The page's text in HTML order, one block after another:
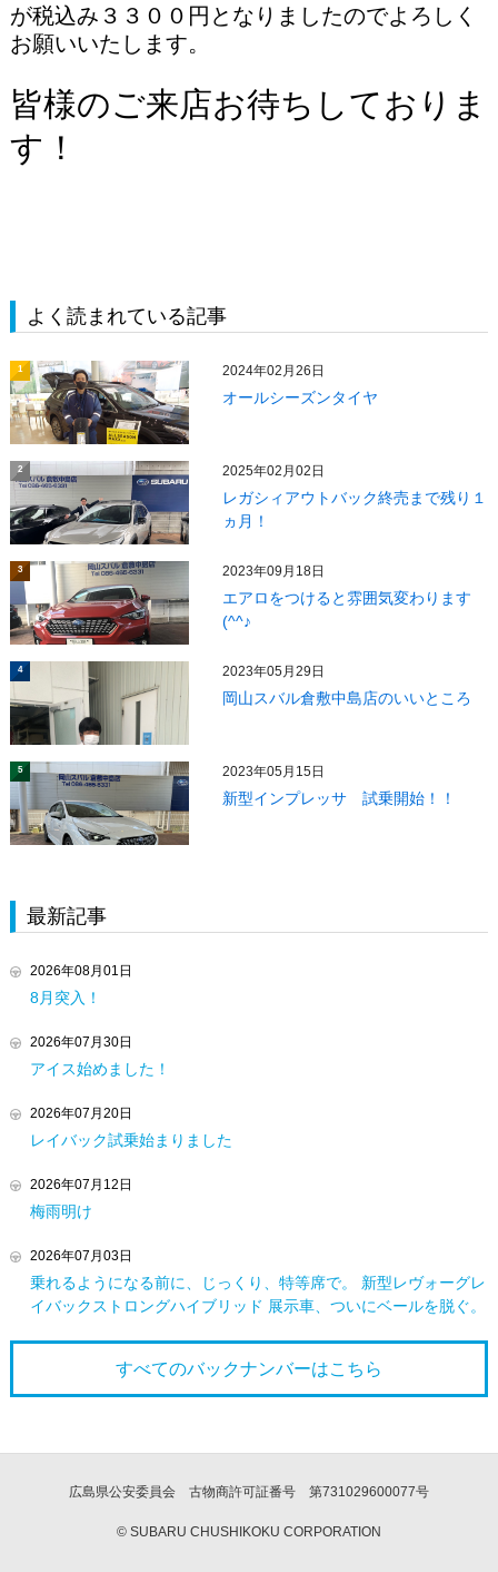
が税込み３３００円となりましたのでよろしく
お願いいたします。
皆様のご来店お待ちしておりま
す！
よく読まれている記事
1 2024年02月26日
オールシーズンタイヤ
2 2025年02月02日
レガシィアウトバック終売まで残り１
ヵ月！
3 2023年09月18日
エアロをつけると雰囲気変わります
(^^♪
4 2023年05月29日
岡山スバル倉敷中島店のいいところ
5 2023年05月15日
新型インプレッサ 試乗開始！！
最新記事
2026年08月01日
8月突入！
2026年07月30日
アイス始めました！
2026年07月20日
レイバック試乗始まりました
2026年07月12日
梅雨明け
2026年07月03日
乗れるようになる前に、じっくり、特等席で。 新型レヴォーグレ
イバックストロングハイブリッド 展示車、ついにベールを脱ぐ。
すべてのバックナンバーはこちら
広島県公安委員会 古物商許可証番号 第731029600077号
© SUBARU CHUSHIKOKU CORPORATION